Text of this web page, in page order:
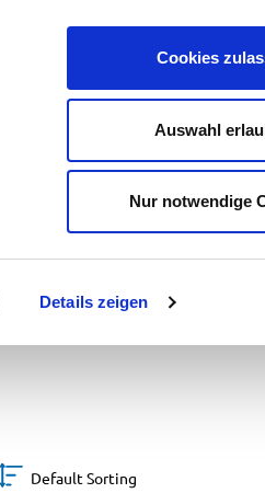
Details zeigen
Cookies
Auswahl
Nur notwendige